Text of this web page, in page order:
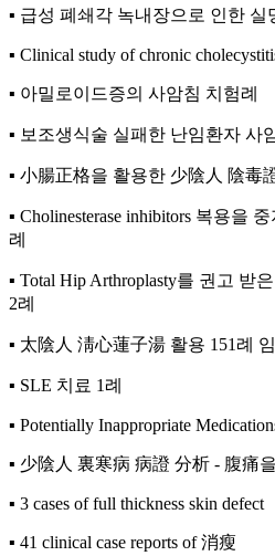
▪︎ 급성 폐쇄각 녹내장으로 인한 실
▪︎ Clinical study of chronic
▪︎ 아밀로이드증의 사암침 치험례
▪︎ 보조생식술 실패한 난임환자 사
▪︎ 小腸正格을 활용한 少陰人 陰毒
▪︎ Cholinesterase inhibitors 복용을
례
▪︎ Total Hip Arthroplasty를 권고 받
2례
▪︎ 太陰人 淸心蓮子湯 활용 151례
▪︎ SLE 치료 1례
▪︎ Potentially Inappropriate
▪︎ 少陰人 裏寒病 病證 分析 - 腹痛
▪︎ 3 cases of full thickness skin defect
▪︎ 41 clinical case reports of 消瘦